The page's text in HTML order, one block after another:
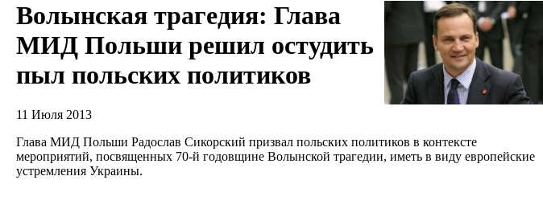
Волынская трагедия: Глава
МИД Польши решил остудить
пыл польских политиков
11 Июля 2013
Глава МИД Польши Радослав Сикорский призвал польских политиков в контексте
мероприятий, посвященных 70-й годовщине Волынской трагедии, иметь в виду европейские
устремления Украины.